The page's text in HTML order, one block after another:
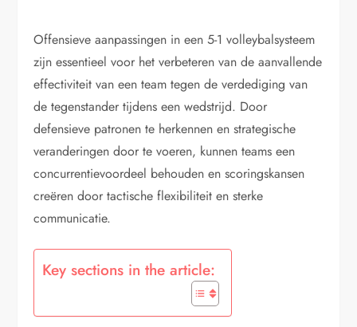
Offensieve aanpassingen in een 5-1 volleybalsysteem
zijn essentieel voor het verbeteren van de aanvallende
effectiviteit van een team tegen de verdediging van
de tegenstander tijdens een wedstrijd. Door
defensieve patronen te herkennen en strategische
veranderingen door te voeren, kunnen teams een
concurrentievoordeel behouden en scoringskansen
creëren door tactische flexibiliteit en sterke
communicatie.
Key sections in the article: